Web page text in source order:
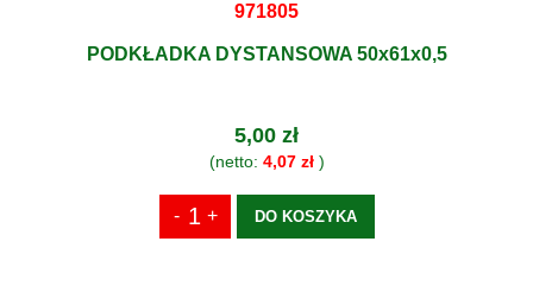
971805
PODKŁADKA DYSTANSOWA 50x61x0,5
5,00 zł
(netto: 4,07 zł)
DO KOSZYKA